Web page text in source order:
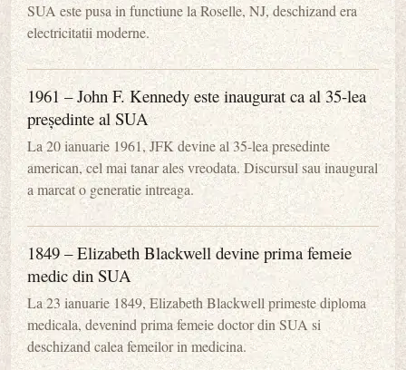
SUA este pusa in functiune la Roselle, NJ, deschizand era
electricitatii moderne.
1961 – John F. Kennedy este inaugurat ca al 35-lea
președinte al SUA
La 20 ianuarie 1961, JFK devine al 35-lea presedinte
american, cel mai tanar ales vreodata. Discursul sau inaugural
a marcat o generatie intreaga.
1849 – Elizabeth Blackwell devine prima femeie
medic din SUA
La 23 ianuarie 1849, Elizabeth Blackwell primeste diploma
medicala, devenind prima femeie doctor din SUA si
deschizand calea femeilor in medicina.